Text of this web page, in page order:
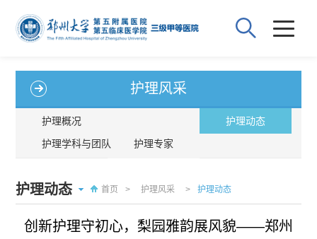
护理风采
护理概况
护理学科与团队
护理专家
护理动态
护理动态 首页 > 护理风采 > 护理动态
创新护理守初心，梨园雅韵展风貌——郑州